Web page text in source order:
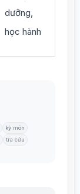
dưỡng,
học hành
kỳ môn
tra cứu